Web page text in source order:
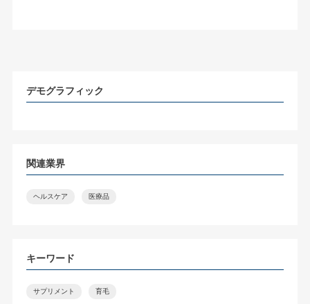
デモグラフィック
関連業界
ヘルスケア 医療品
キーワード
サプリメント 育毛